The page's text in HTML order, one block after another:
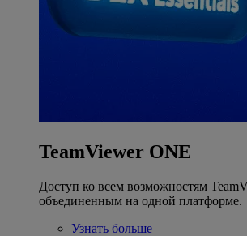
TeamViewer ONE
Доступ ко всем возможностям
объединенным на одной платформе.
Узнать больше